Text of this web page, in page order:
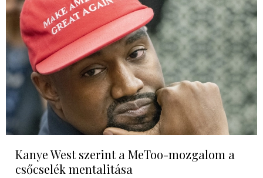
Kanye West szerint a MeToo-mozgalom a
csőcselék mentalitása